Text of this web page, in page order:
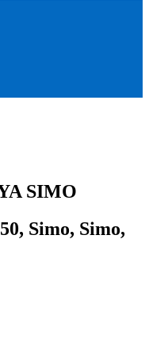
SIMO
Simo, Simo,